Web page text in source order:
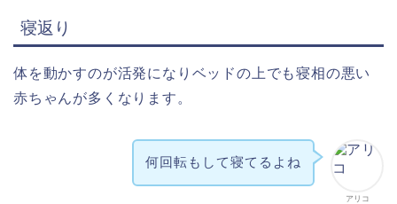
寝返り
体を動かすのが活発になりベッドの上でも寝相の悪い
赤ちゃんが多くなります。
アリコ
何回転もして寝てるよね